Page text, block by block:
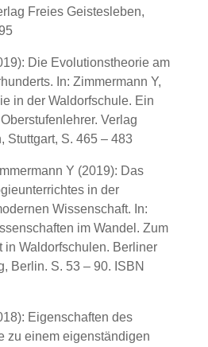
Freies Geistesleben,
Die Evolutionstheorie am
In: Zimmermann Y,
in der Waldorfschule. Ein
Verlag
Stuttgart, S. 465 – 483
Y (2019): Das
in der
Wissenschaft. In:
im Wandel. Zum
in Waldorfschulen. Berliner
Berlin. S. 53 – 90. ISBN
Eigenschaften des
zu einem eigenständigen